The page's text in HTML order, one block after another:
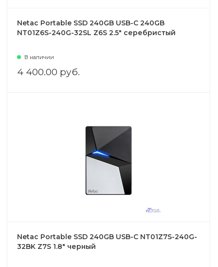
Netac Portable SSD 240GB USB-C 240GB
NT01Z6S-240G-32SL Z6S 2.5" серебристый
В наличии
4 400.00 руб.
Netac Portable SSD 240GB USB-C NT01Z7S-240G-
32BK Z7S 1.8" черный